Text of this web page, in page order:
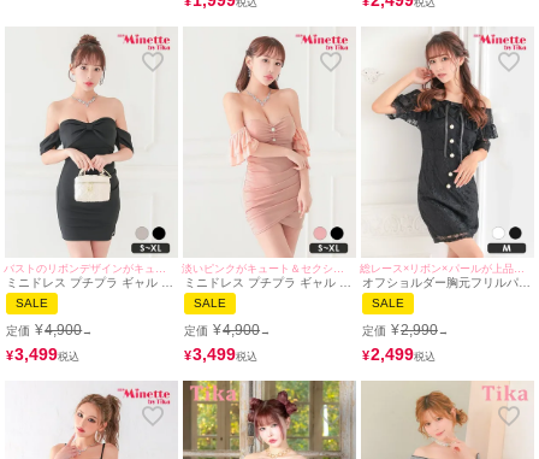
ミニドレス プチプラ ギャル オ
フショル スリット セクシー ラ
ウンジ 低身長 谷間 背中魅せ
リボン ワンカラー 黒 キャバド
レス (あいみん着用/S~XLサイ
ズ対応) | myMinette/マイミネ
ット
SALE
定価 ¥4,900→
¥3,499
ミニドレス プチプラ ギャル タ
イト オフショル セクシー ラウ
ンジ 低身長 谷間 背中魅せ パ
ールボタン ピンク キャバドレ
ス （あいみん着用/S〜XLサイ
ズ着用） | myMinette/マイミネ
ット
SALE
定価 ¥4,900→
¥3,499
総レース×リボン×パールが上品なタイトドレス♪
オフショルダー胸元フリルパー
ルボタンレースプチプラタイト
ミニドレス(中尾みほ/キャバド
レス着用)[myMinette/マイミネ
ット]
SALE
定価 ¥2,990→
¥2,499